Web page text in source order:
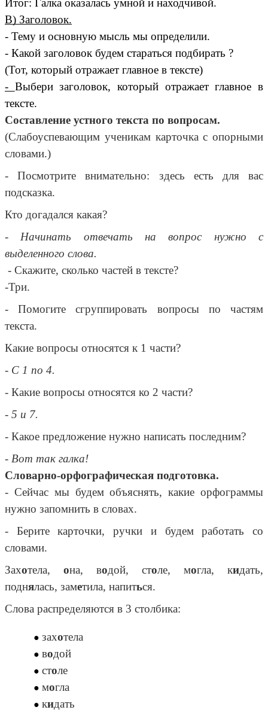
В) Заголовок.
- Тему и основную мысль мы определили.
- Какой заголовок будем стараться подбирать ?
(Тот, который отражает главное в тексте)
- Выбери заголовок, который отражает главное в
тексте.
Составление устного текста по вопросам.
(Слабоуспевающим ученикам карточка с опорными
словами.)
- Посмотрите внимательно: здесь есть для вас
подсказка.
Кто догадался какая?
- Начинать отвечать на вопрос нужно с
выделенного слова.
- Скажите, сколько частей в тексте?
-Три.
- Помогите сгруппировать вопросы по частям
текста.
Какие вопросы относятся к 1 части?
- С 1 по 4.
- Какие вопросы относятся ко 2 части?
- 5 и 7.
- Какое предложение нужно написать последним?
- Вот так галка!
Словарно-орфографическая подготовка.
- Сейчас мы будем объяснять, какие орфограммы
нужно запомнить в словах.
- Берите карточки, ручки и будем работать со
словами.
Захотела, она, водой, столе, могла, кидать,
поднялась, заметила, напиться.
Слова распределяются в 3 столбика:
захотела
водой
столе
могла
кидать